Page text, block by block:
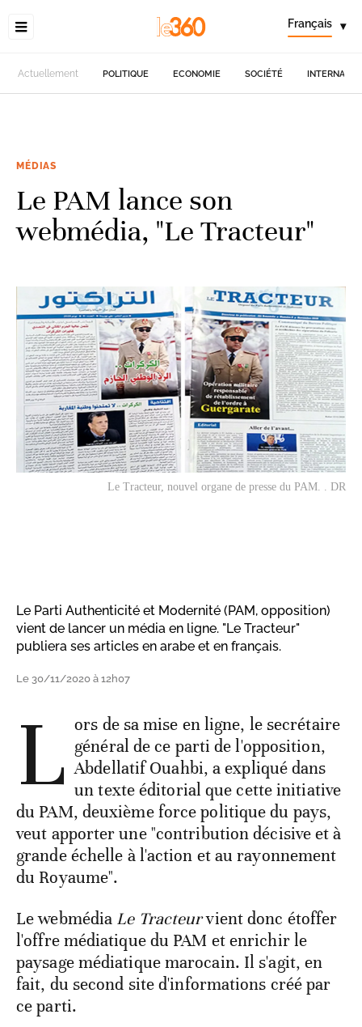
Français ▾
Actuellement POLITIQUE ECONOMIE SOCIÉTÉ
MÉDIAS
Le PAM lance son
webmédia, "Le Tracteur"
Le Tracteur, nouvel organe de presse du PAM. . DR
Le Parti Authenticité et Modernité (PAM, opposition)
vient de lancer un média en ligne. "Le Tracteur"
publiera ses articles en arabe et en français.
Le 30/11/2020 à 12h07
L ors de sa mise en ligne, le secrétaire
général de ce parti de l'opposition,
Abdellatif Ouahbi, a expliqué dans
un texte éditorial que cette initiative
du PAM, deuxième force politique du pays,
veut apporter une "contribution décisive et à
grande échelle à l'action et au rayonnement
du Royaume".
Le webmédia Le Tracteurvient donc étoffer
l'offre médiatique du PAM et enrichir le
paysage médiatique marocain. Il s'agit, en
fait, du second site d'informations créé par
ce parti.